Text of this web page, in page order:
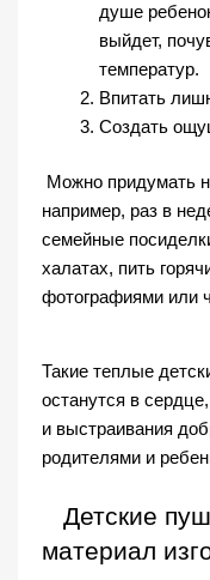
душе
выйдет,
температур.
Впитать
Создать
например, раз в
семейные
халатах, пить
фотографиями или
Такие теплые
останутся в
и выстраивания
родителями и
Детские
материал